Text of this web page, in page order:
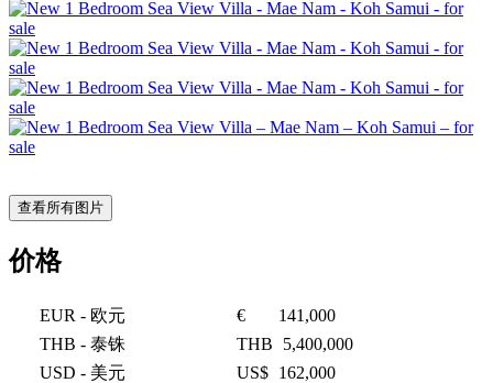
查看所有图片
价格
EUR - 欧元 €
141,000
THB - 泰铢 THB
5,400,000
USD - 美元 US$ 162,000